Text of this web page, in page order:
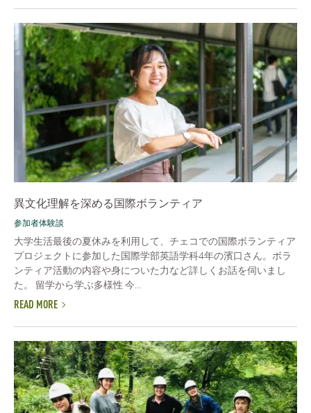
異文化理解を深める国際ボランティア
参加者体験談
大学生活最後の夏休みを利用して、チェコでの国際ボランティア
プロジェクトに参加した国際学部英語学科4年の濱口さん。ボラ
ンティア活動の内容や身についた力など詳しくお話を伺いまし
た。 留学から学ぶ多様性 今...
READ MORE